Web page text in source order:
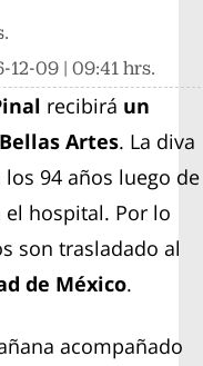
12-09 | 09:41 hrs.
recibirá un
Artes. La diva
94 años luego de
hospital. Por lo
son trasladado al
de México.
acompañado